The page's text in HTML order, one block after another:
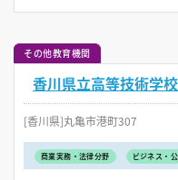
その他教育機関
香川県立高等技術学
[香川県]丸亀市港町307
商業実務・法律分野 ビジネス・